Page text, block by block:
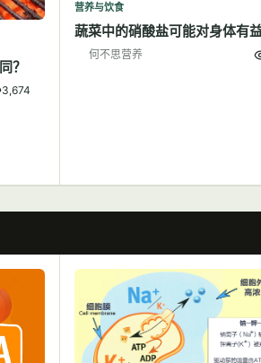
？
3,674
营养与饮食
蔬菜中的硝酸盐可能对身体有
何不思营养